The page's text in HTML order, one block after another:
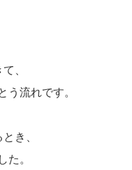
、
う流れです。
き、
た。